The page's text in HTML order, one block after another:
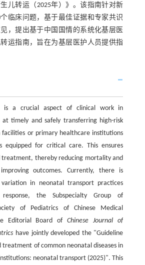
儿转运（2025年）》。该指南针对新
临床问题，基于最佳证据和专家共识
，提出基于中国国情的系统化基层医
运指南，旨在为基层医护人员提供指
is a crucial aspect of clinical work in
at timely and safely transferring high-risk
or primary healthcare institutions
equipped for critical care. This ensures
treatment, thereby reducing mortality and
outcomes. Currently, there is
in neonatal transport practices
the Subspecialty Group of
of Pediatrics of Chinese Medical
Editorial Board ofChinese Journal of
have jointly developed the "Guideline
treatment of common neonatal diseases in
neonatal transport (2025)". This